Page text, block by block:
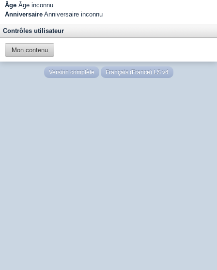
Âge Âge inconnu
Anniversaire Anniversaire inconnu
Contrôles utilisateur
Mon contenu
Version complète Français (France) LS v4